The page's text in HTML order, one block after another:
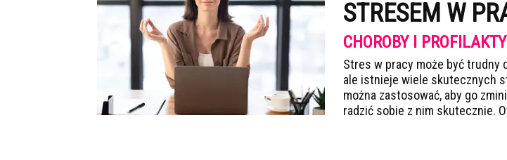
STRESEM W
CHOROBY I
Stres w pracy może być trudny
ale istnieje wiele skutecznych
można zastosować, aby go
radzić sobie z nim skutecznie.